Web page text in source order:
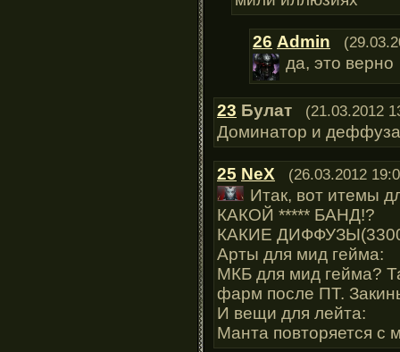
26 Admin
да, это верно
23 Булат (21.03.2012
Доминатор и
25 NeX (26.03.2012
Итак, вот итемы
КАКОЙ ***** БАНД!?
КАКИЕ ДИФФУЗЫ(3300
Арты для мид гейма:
МКБ для мид гейма?
фарм после ПТ.
И вещи для лейта:
Манта повторяется